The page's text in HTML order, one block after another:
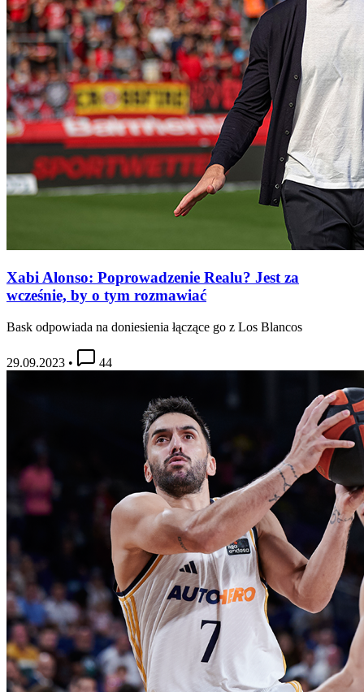
Xabi Alonso: Poprowadzenie Realu? Jest za
wcześnie, by o tym rozmawiać
Bask odpowiada na doniesienia łączące go z Los Blancos
29.09.2023 • 44